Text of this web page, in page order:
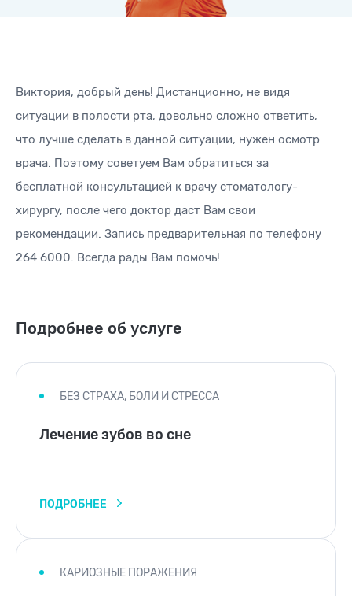
Виктория, добрый день! Дистанционно, не видя
ситуации в полости рта, довольно сложно ответить,
что лучше сделать в данной ситуации, нужен осмотр
врача. Поэтому советуем Вам обратиться за
бесплатной консультацией к врачу стоматологу-
хирургу, после чего доктор даст Вам свои
рекомендации. Запись предварительная по телефону
264 6000. Всегда рады Вам помочь!
Подробнее об услуге
БЕЗ СТРАХА, БОЛИ И СТРЕССА
Лечение зубов во сне
ПОДРОБНЕЕ
КАРИОЗНЫЕ ПОРАЖЕНИЯ